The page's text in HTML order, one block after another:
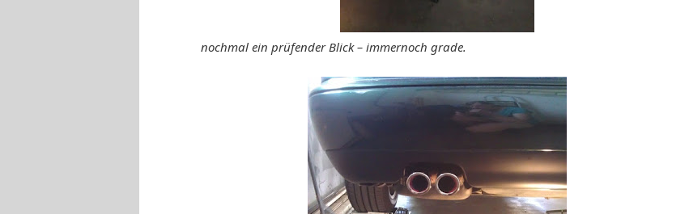
nochmal ein prüfender Blick – immernoch grade.